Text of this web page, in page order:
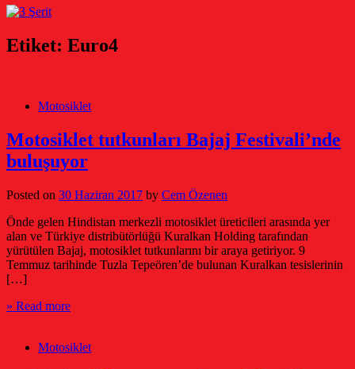
Etiket: Euro4
Motosiklet
Motosiklet tutkunları Bajaj Festivali’nde
buluşuyor
Posted on 30 Haziran 2017 by Cem Özenen
Önde gelen Hindistan merkezli motosiklet üreticileri arasında yer
alan ve Türkiye distribütörlüğü Kuralkan Holding tarafından
yürütülen Bajaj, motosiklet tutkunlarını bir araya getiriyor. 9
Temmuz tarihinde Tuzla Tepeören’de bulunan Kuralkan tesislerinin
[…]
» Read more
Motosiklet